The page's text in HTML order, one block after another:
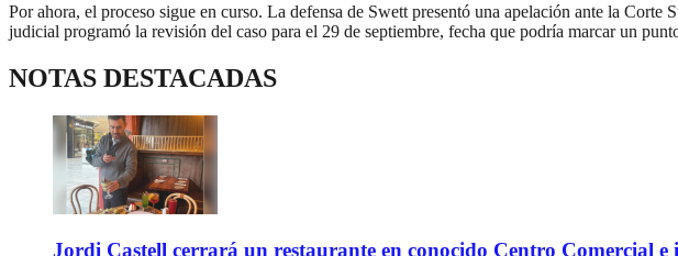
Por ahora, el proceso sigue en curso. La defensa de Swett presentó una apelación ante la
judicial programó la revisión del caso para el 29 de septiembre, fecha que podría marcar un
NOTAS DESTACADAS
Jordi Castell cerrará un restaurante en conocido Centro Comercial